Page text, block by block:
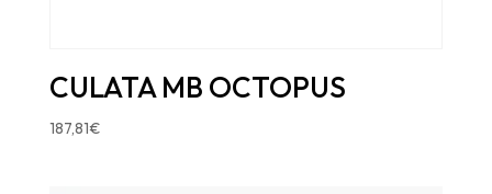
CULATA MB OCTOPUS
187,81€